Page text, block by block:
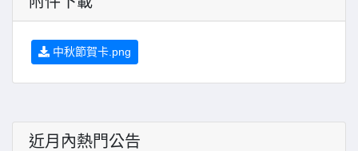
中秋節賀卡.png
近月內熱門公告